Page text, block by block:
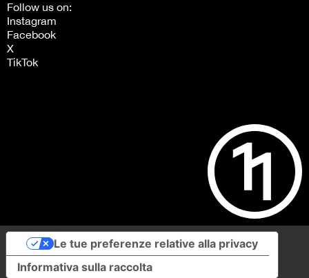
Follow us on:
Instagram
Facebook
X
TikTok
Informativa sulla raccolta
Le tue preferenze relative alla privacy